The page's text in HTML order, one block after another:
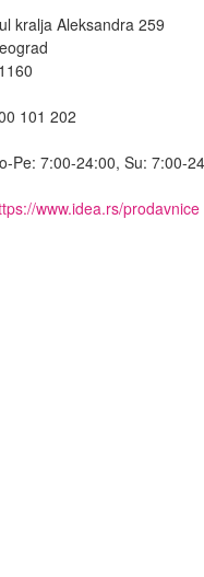
kralja Aleksandra 259
101 202
Pe: 7:00-24:00, Su: 7:00-
www.idea.rs/prodavnice